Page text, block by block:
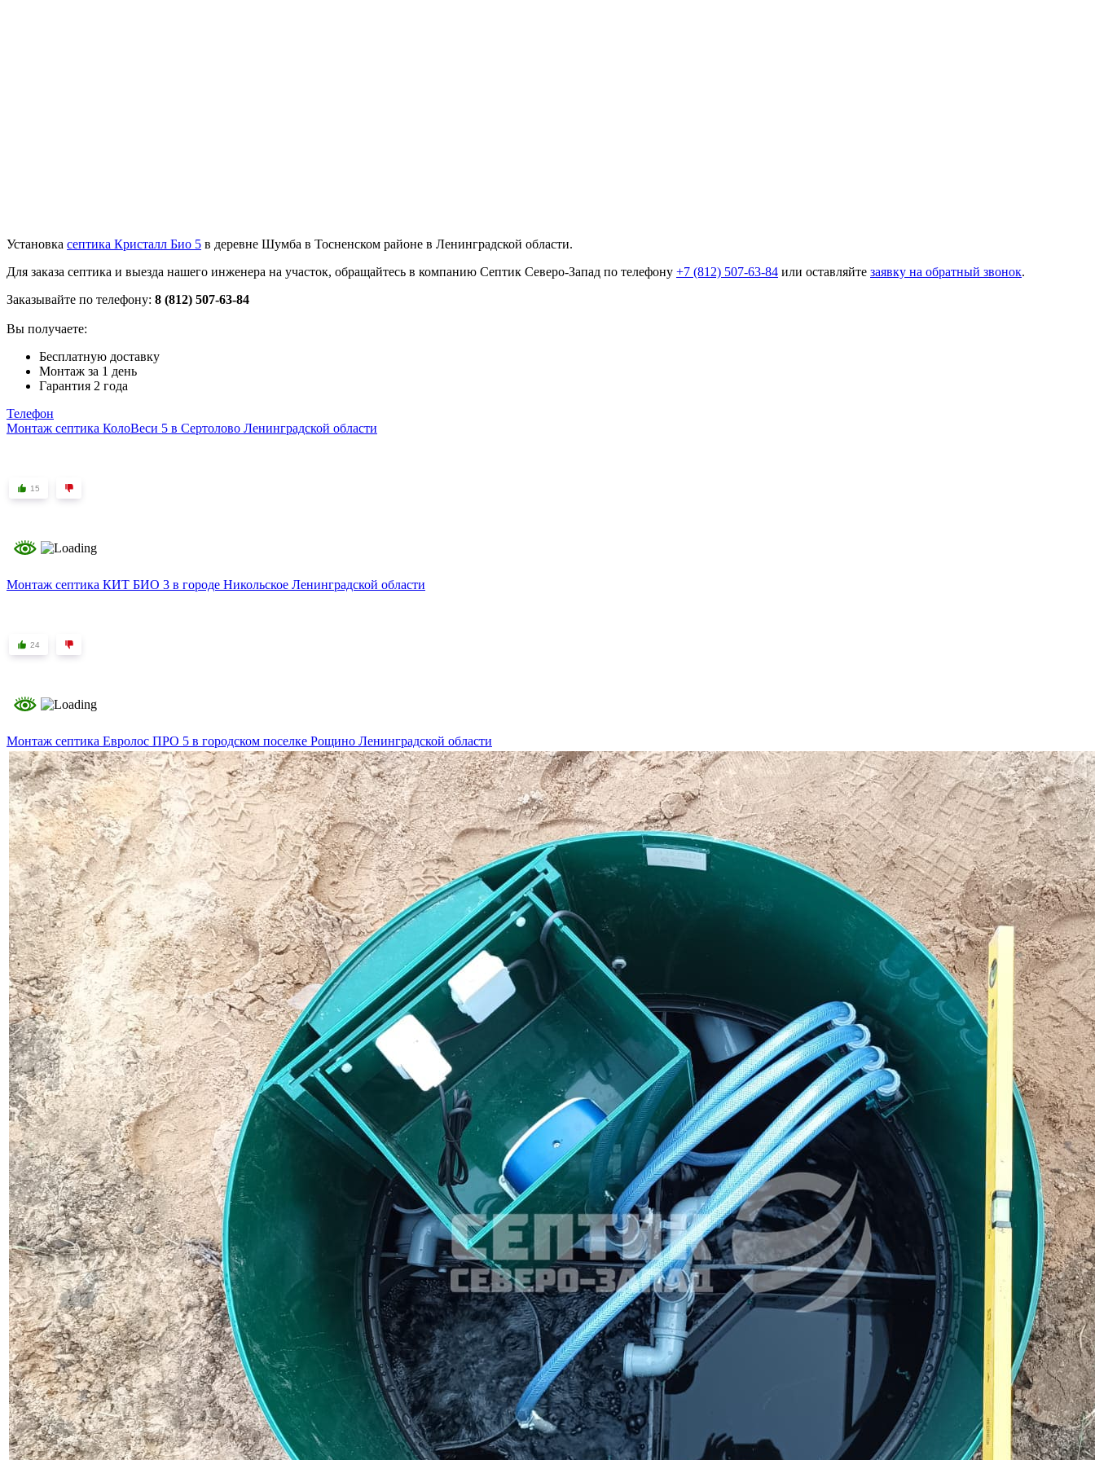
Установка септика Кристалл Био 5 в деревне Шумба в Тосненском районе в Ленинградской области.
Для заказа септика и выезда нашего инженера на участок, обращайтесь в компанию Септик Северо-Запад по телефону +7 (812) 507-63-84 или оставляйте заявку на обратный звонок.
Заказывайте по телефону: 8 (812) 507-63-84
Вы получаете:
Бесплатную доставку
Монтаж за 1 день
Гарантия 2 года
Телефон
Монтаж септика КолоВеси 5 в Сертолово Ленинградской области
15
Монтаж септика КИТ БИО 3 в городе Никольское Ленинградской области
24
Монтаж септика Евролос ПРО 5 в городском поселке Рощино Ленинградской области